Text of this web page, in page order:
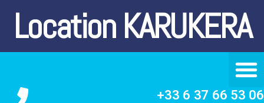
Location KARUKERA
+33 6 37 66 53 06